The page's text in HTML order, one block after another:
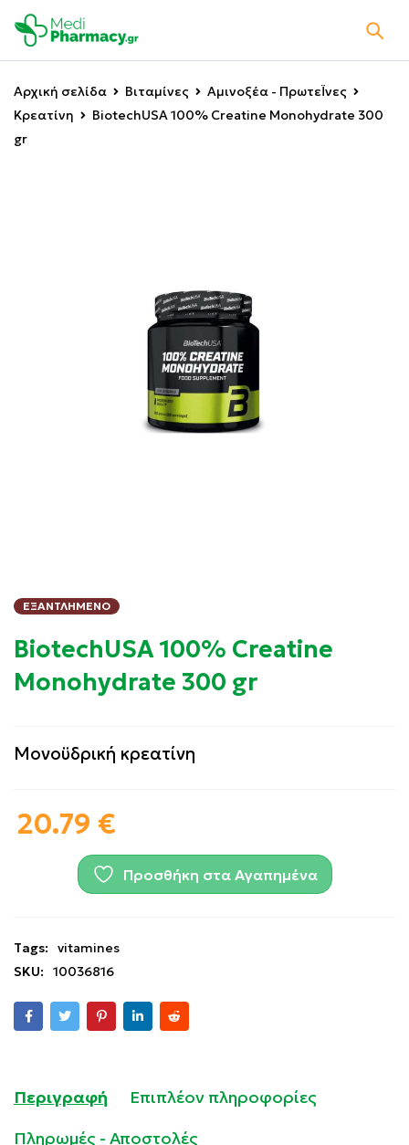
Αρχική σελίδα Βιταμίνες
Αμινοξέα - ΠρωτεΪνες
Κρεατίνη
BiotechUSA 100% Creatine Monohydrate 300
gr
ΕΞΑΝΤΛΗΜΈΝΟ
BiotechUSA 100% Creatine
Monohydrate 300 gr
Μονοϋδρική κρεατίνη
20.79 €
Προσθήκη στα Αγαπημένα
Tags:
vitamines
SKU:
10036816
Περιγραφή
Επιπλέον πληροφορίες
Πληρωμές - Αποστολές